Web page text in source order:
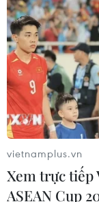
05/08/2026 08:55
Lợi nhuận
nền tảng cho
khoán
05/08/2026 08:44
Công nghệ AI từ
tại Vietnam
05/08/2026 08:10
vietnamplus.vn
Xem trực tiếp
ASEAN Cup